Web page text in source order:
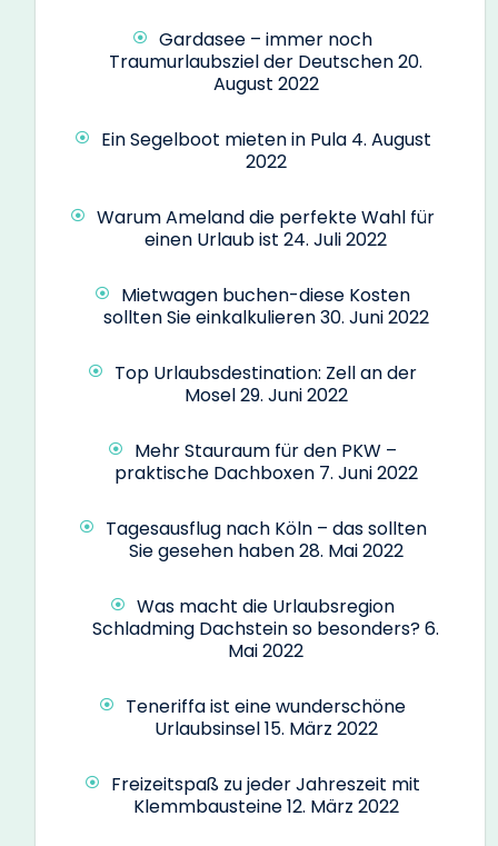
Gardasee – immer noch
Traumurlaubsziel der Deutschen20.
August 2022
Ein Segelboot mieten in Pula 4. August
2022
Warum Ameland die perfekte Wahl für
einen Urlaub ist 24. Juli 2022
Mietwagen buchen-diese Kosten
sollten Sie einkalkulieren30. Juni 2022
Top Urlaubsdestination: Zell an der
Mosel29. Juni 2022
Mehr Stauraum für den PKW –
praktische Dachboxen 7. Juni 2022
Tagesausflug nach Köln – das sollten
Sie gesehen haben28. Mai 2022
Was macht die Urlaubsregion
Schladming Dachstein so besonders?6.
Mai 2022
Teneriffa ist eine wunderschöne
Urlaubsinsel15. März 2022
Freizeitspaß zu jeder Jahreszeit mit
Klemmbausteine12. März 2022